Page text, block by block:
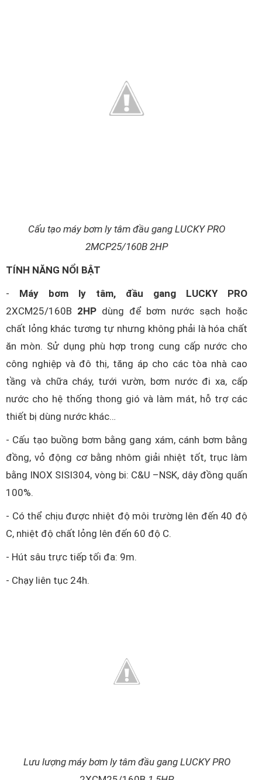
Cấu tạo máy bơm ly tâm đầu gang LUCKY PRO
2MCP25/160B 2HP
TÍNH NĂNG NỔI BẬT
- Máy bơm ly tâm, đầu gang LUCKY PRO
2XCM25/160B 2HPdùng để bơm nước sạch hoặc
chất lỏng khác tương tự nhưng không phải là hóa chất
ăn mòn. Sử dụng phù hợp trong cung cấp nước cho
công nghiệp và đô thị, tăng áp cho các tòa nhà cao
tầng và chữa cháy, tưới vườn, bơm nước đi xa, cấp
nước cho hệ thống thong gió và làm mát, hỗ trợ các
thiết bị dùng nước khác…
- Cấu tạo buồng bơm bằng gang xám, cánh bơm bằng
đồng, vỏ động cơ bằng nhôm giải nhiệt tốt, trục làm
bằng INOX SISI304, vòng bi: C&U –NSK, dây đồng quấn
100%.
- Có thể chịu được nhiệt độ môi trường lên đến 40 độ
C, nhiệt độ chất lỏng lên đến 60 độ C.
- Hút sâu trực tiếp tối đa: 9m.
- Chạy liên tục 24h.
Lưu lượng máy bơm ly tâm đầu gang LUCKY PRO